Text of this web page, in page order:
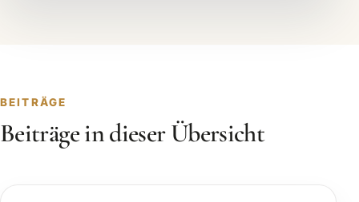
BEITRÄGE
Beiträge in dieser Übersicht